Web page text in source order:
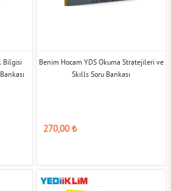
Bilgisi
Benim Hocam YDS Okuma Stratejileri ve
Skılls Soru Bankası
270,00₺